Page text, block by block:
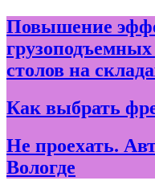
Skip
to
content
Повышение
столов на
Как выбрать
Не проехать.
Вологде